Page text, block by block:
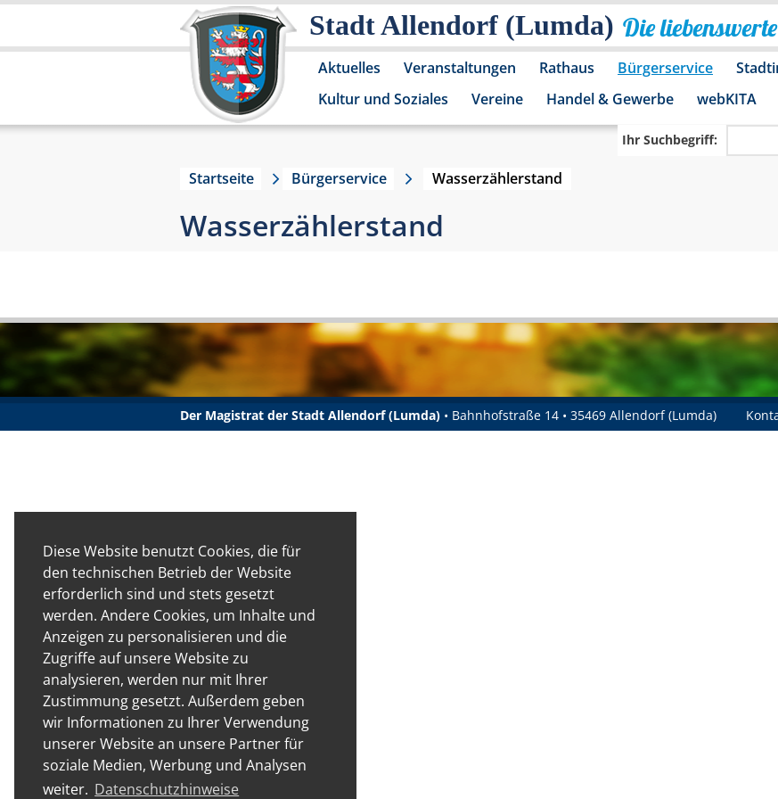
Diese Website benutzt Cookies, die für
den technischen Betrieb der Website
erforderlich sind und stets gesetzt
werden. Andere Cookies, um Inhalte und
Anzeigen zu personalisieren und die
Zugriffe auf unsere Website zu
analysieren, werden nur mit Ihrer
Zustimmung gesetzt. Außerdem geben
wir Informationen zu Ihrer Verwendung
unserer Website an unsere Partner für
soziale Medien, Werbung und Analysen
weiter. Datenschutzhinweise
Stadt Allendorf (Lumda) Die
Aktuelles Veranstaltungen Rathaus Bürgerservice
Kultur und Soziales
Vereine Handel & Gewerbe webKITA
Ihr Suchbegriff:
Startseite Bürgerservice Wasserzählerstand
Wasserzählerstand
Der Magistrat der Stadt Allendorf (Lumda) • Bahnhofstraße 14 • 35469 Allendorf (Lumda)